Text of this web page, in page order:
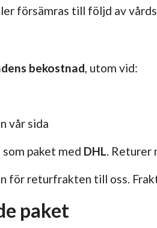
försämras till följd av
bekostnad, utom vid:
vår sida
paket med DHL. Returer
för returfrakten till oss.
paket